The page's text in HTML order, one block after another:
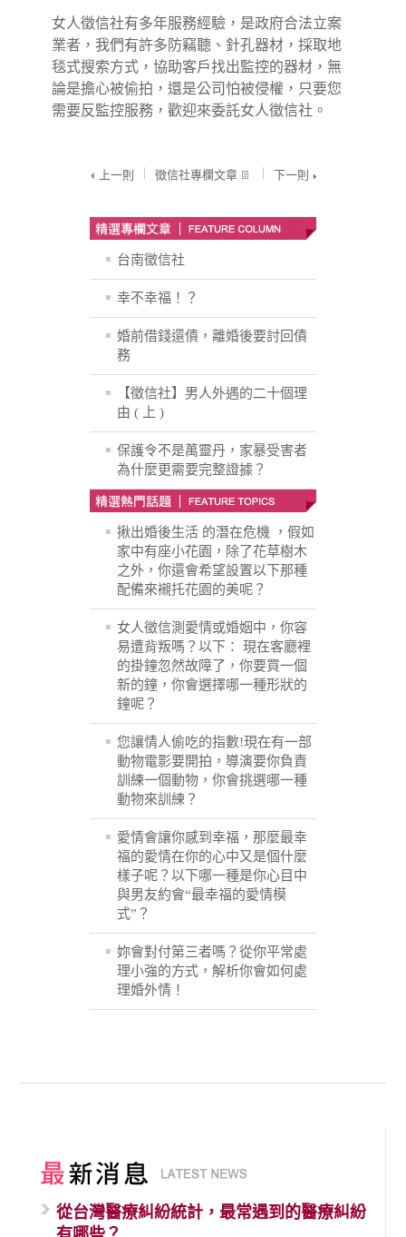
女人徵信社有多年服務經驗，是政府合法立案
業者，我們有許多防竊聽、針孔器材，採取地
毯式搜索方式，協助客戶找出監控的器材，無
論是擔心被偷拍，還是公司怕被侵權，只要您
需要反監控服務，歡迎來委託女人徵信社。
上一則 徵信社專欄文章 下一則
台南徵信社
幸不幸福！？
婚前借錢還債，離婚後要討回債
務
【徵信社】男人外遇的二十個理
由 ( 上 )
保護令不是萬靈丹，家暴受害者
為什麼更需要完整證據？
揪出婚後生活 的潛在危機 ，假如
家中有座小花園，除了花草樹木
之外，你還會希望設置以下那種
配備來襯托花園的美呢？
女人徵信測愛情或婚姻中，你容
易遭背叛嗎？以下： 現在客廳裡
的掛鐘忽然故障了，你要買一個
新的鐘，你會選擇哪一種形狀的
鐘呢？
您讓情人偷吃的指數!現在有一部
動物電影要開拍，導演要你負責
訓練一個動物，你會挑選哪一種
動物來訓練？
愛情會讓你感到幸福，那麼最幸
福的愛情在你的心中又是個什麼
樣子呢？以下哪一種是你心目中
與男友約會“最幸福的愛情模
式”？
妳會對付第三者嗎？從你平常處
理小強的方式，解析你會如何處
理婚外情！
從台灣醫療糾紛統計，最常遇到的醫療糾紛